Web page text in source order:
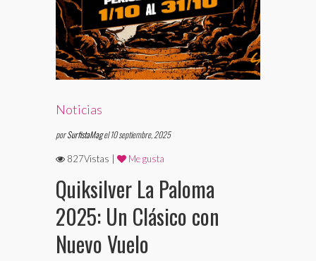
Noticias
porSurfistaMagel 10 septiembre, 2025
827Vistas | Me gusta
Quiksilver La Paloma
2025: Un Clásico con
Nuevo Vuelo